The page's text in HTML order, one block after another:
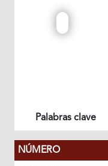
Palabras clave
NÚMERO